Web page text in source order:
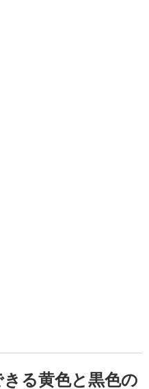
る黄色と黒色の